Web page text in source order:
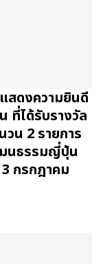
สดงความยินดี
ที่ได้รับรางวัล
น 2 รายการ
ฒนธรรมญี่ปุ่น
กรกฎาคม